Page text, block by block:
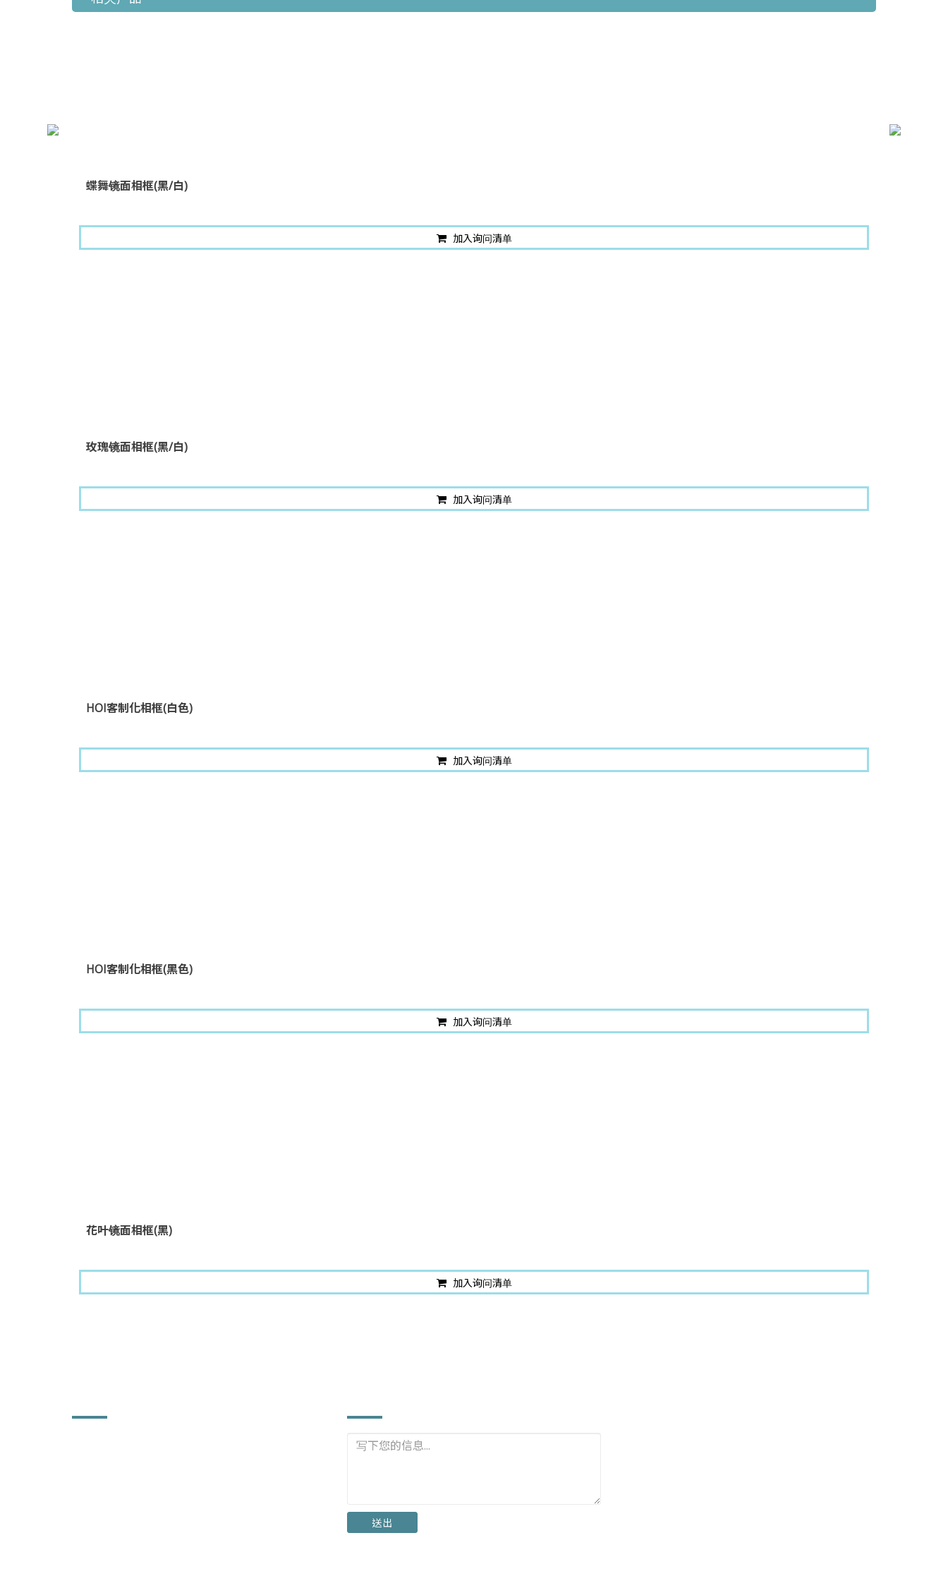
蝶舞镜面相框(黑/白)
加入询问清单
玫瑰镜面相框(黑/白)
加入询问清单
HOI客制化相框(白色)
加入询问清单
HOI客制化相框(黑色)
加入询问清单
花叶镜面相框(黑)
加入询问清单
送出